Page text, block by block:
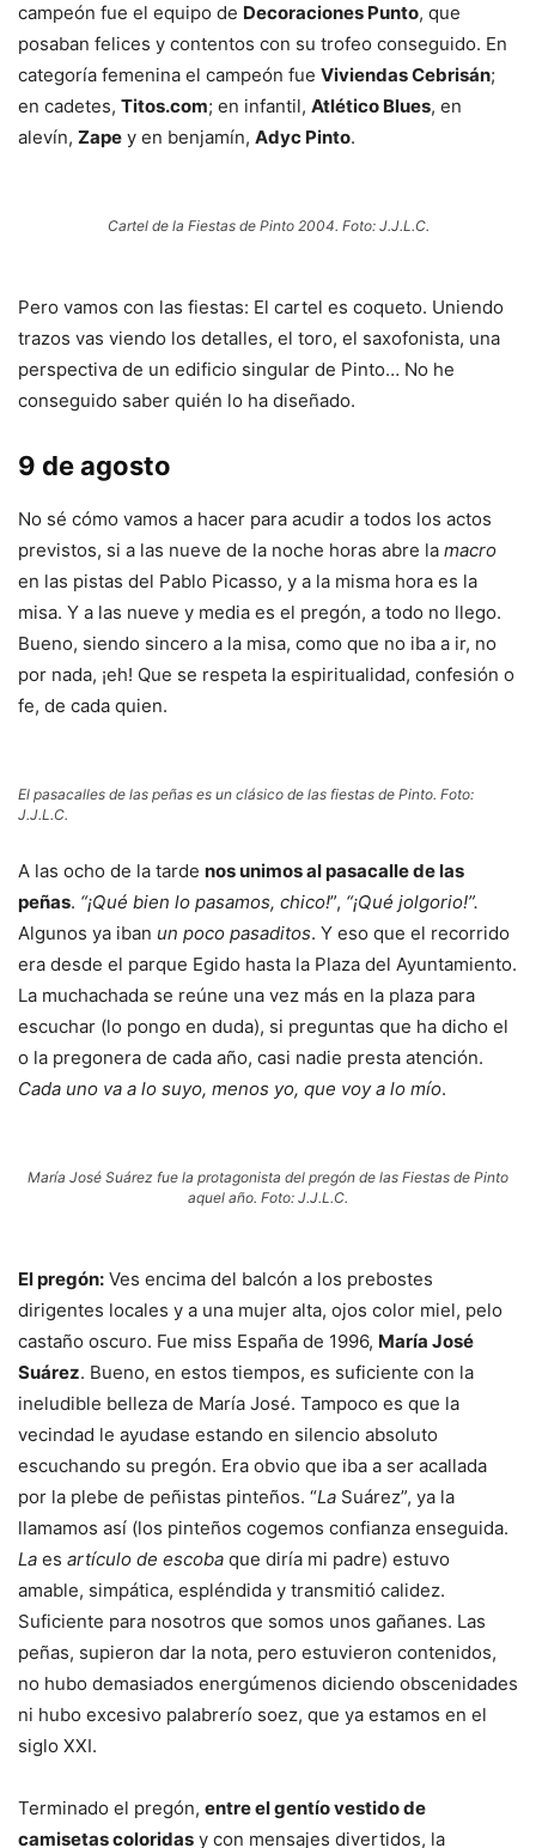
campeón fue el equipo de Decoraciones Punto, que
posaban felices y contentos con su trofeo conseguido. En
categoría femenina el campeón fue Viviendas Cebrisán;
en cadetes, Titos.com; en infantil, Atlético Blues, en
alevín, Zape y en benjamín, Adyc Pinto.
Cartel de la Fiestas de Pinto 2004. Foto: J.J.L.C.
Pero vamos con las fiestas: El cartel es coqueto. Uniendo
trazos vas viendo los detalles, el toro, el saxofonista, una
perspectiva de un edificio singular de Pinto… No he
conseguido saber quién lo ha diseñado.
9 de agosto
No sé cómo vamos a hacer para acudir a todos los actos
previstos, si a las nueve de la noche horas abre la macro
en las pistas del Pablo Picasso, y a la misma hora es la
misa. Y a las nueve y media es el pregón, a todo no llego.
Bueno, siendo sincero a la misa, como que no iba a ir, no
por nada, ¡eh! Que se respeta la espiritualidad, confesión o
fe, de cada quien.
El pasacalles de las peñas es un clásico de las fiestas de Pinto. Foto:
J.J.L.C.
A las ocho de la tarde nos unimos al pasacalle de las
peñas. “¡Qué bien lo pasamos, chico!”, “¡Qué jolgorio!”.
Algunos ya iban un poco pasaditos. Y eso que el recorrido
era desde el parque Egido hasta la Plaza del Ayuntamiento.
La muchachada se reúne una vez más en la plaza para
escuchar (lo pongo en duda), si preguntas que ha dicho el
o la pregonera de cada año, casi nadie presta atención.
Cada uno va a lo suyo, menos yo, que voy a lo mío.
María José Suárez fue la protagonista del pregón de las Fiestas de Pinto
aquel año. Foto: J.J.L.C.
El pregón: Ves encima del balcón a los prebostes
dirigentes locales y a una mujer alta, ojos color miel, pelo
castaño oscuro. Fue miss España de 1996, María José
Suárez. Bueno, en estos tiempos, es suficiente con la
ineludible belleza de María José. Tampoco es que la
vecindad le ayudase estando en silencio absoluto
escuchando su pregón. Era obvio que iba a ser acallada
por la plebe de peñistas pinteños. “La Suárez”, ya la
llamamos así (los pinteños cogemos confianza enseguida.
La es artículo de escoba que diría mi padre) estuvo
amable, simpática, espléndida y transmitió calidez.
Suficiente para nosotros que somos unos gañanes. Las
peñas, supieron dar la nota, pero estuvieron contenidos,
no hubo demasiados energúmenos diciendo obscenidades
ni hubo excesivo palabrerío soez, que ya estamos en el
siglo XXI.
Terminado el pregón, entre el gentío vestido de
camisetas coloridas y con mensajes divertidos, la